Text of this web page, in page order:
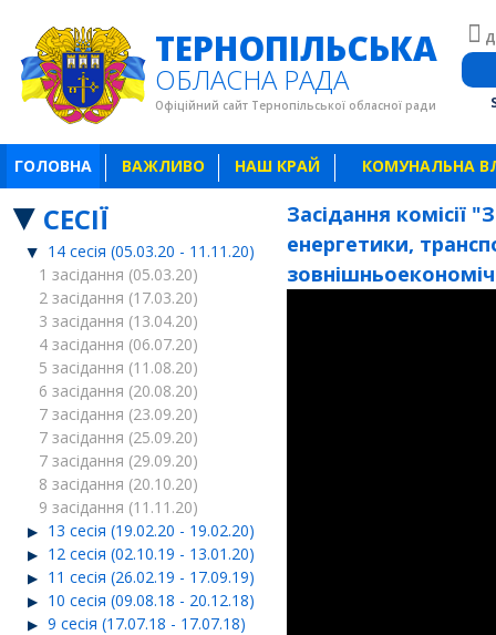
ТЕРНОПІЛЬСЬКА
ОБЛАСНА РАДА
Офіційний сайт Тернопільської обласної ради
ГОЛОВНА ВАЖЛИВО НАШ КРАЙ КОМУНАЛЬНА
СЕСІЇ
14 сесія (05.03.20 - 11.11.20)
1 засідання (05.03.20)
2 засідання (17.03.20)
3 засідання (13.04.20)
4 засідання (06.07.20)
5 засідання (11.08.20)
6 засідання (20.08.20)
7 засідання (23.09.20)
7 засідання (25.09.20)
7 засідання (29.09.20)
8 засідання (20.10.20)
9 засідання (11.11.20)
13 сесія (19.02.20 - 19.02.20)
12 сесія (02.10.19 - 13.01.20)
11 сесія (26.02.19 - 17.09.19)
10 сесія (09.08.18 - 20.12.18)
9 сесія (17.07.18 - 17.07.18)
Засідання комісії
енергетики,